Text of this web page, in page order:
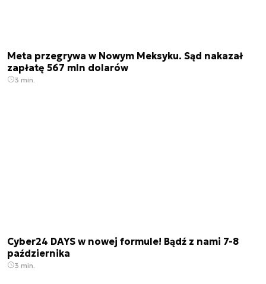
Meta przegrywa w Nowym Meksyku. Sąd nakazał
zapłatę 567 mln dolarów
3 min.
Cyber24 DAYS w nowej formule! Bądź z nami 7-8
października
3 min.